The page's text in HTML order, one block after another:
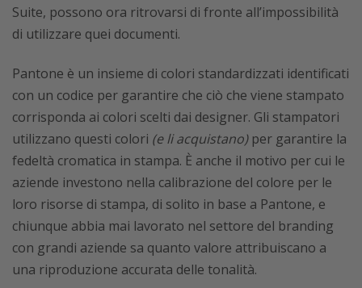
Suite, possono ora ritrovarsi di fronte all’impossibilità
di utilizzare quei documenti.
Pantone è un insieme di colori standardizzati identificati
con un codice per garantire che ciò che viene stampato
corrisponda ai colori scelti dai designer. Gli stampatori
utilizzano questi colori (e li acquistano)per garantire la
fedeltà cromatica in stampa. È anche il motivo per cui le
aziende investono nella calibrazione del colore per le
loro risorse di stampa, di solito in base a Pantone, e
chiunque abbia mai lavorato nel settore del branding
con grandi aziende sa quanto valore attribuiscano a
una riproduzione accurata delle tonalità.